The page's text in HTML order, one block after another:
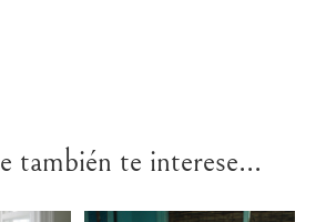
también te interese...